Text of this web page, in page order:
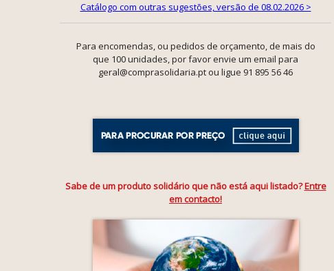
Catálogo com outras sugestões, versão de 08.02.2026 >
Para encomendas, ou pedidos de orçamento, de mais do
que 100 unidades, por favor envie um email para
geral@comprasolidaria.pt ou ligue 91 895 56 46
Sabe de um produto solidário que não está aqui listado?Entre
em contacto!